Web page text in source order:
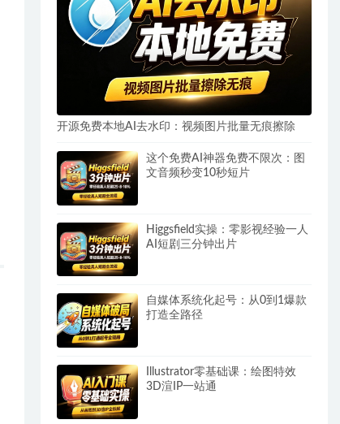
开源免费本地AI去水印：视频图片批量无痕擦除
这个免费AI神器免费不限次：图
文音频秒变10秒短片
Higgsfield实操：零影视经验一人
AI短剧三分钟出片
自媒体系统化起号：从0到1爆款
打造全路径
Illustrator零基础课：绘图特效
3D渲IP一站通